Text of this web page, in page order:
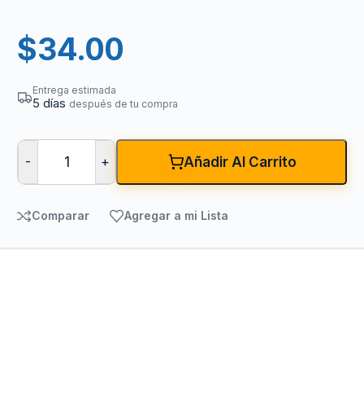
$34.00
Entrega estimada
5 días después de tu compra
- + Añadir Al Carrito
Comparar Agregar a mi Lista